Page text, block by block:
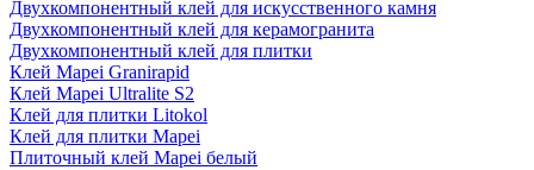
Двухкомпонентный клей для искусственного камня
Двухкомпонентный клей для керамогранита
Двухкомпонентный клей для плитки
Клей Mapei Granirapid
Клей Mapei Ultralite S2
Клей для плитки Litokol
Клей для плитки Mapei
Плиточный клей Mapei белый